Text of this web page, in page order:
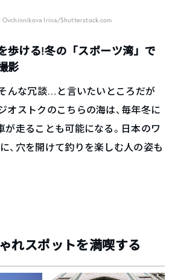
Ovchinnikova Irina/Shutterstock.com
歩ける!冬の「スポーツ湾」で
影
んな冗談…と言いたいところだが
オストクのこちらの海は、毎年冬に
が走ることも可能になる。日本のワ
、穴を開けて釣りを楽しむ人の姿も
れスポットを満喫する